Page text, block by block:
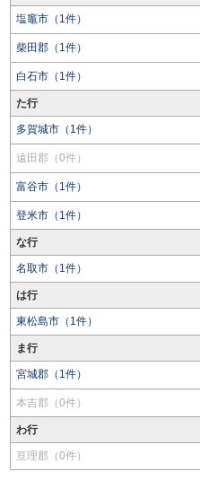
塩竈市（1件）
柴田郡（1件）
白石市（1件）
た行
多賀城市（1件）
遠田郡（0件）
富谷市（1件）
登米市（1件）
な行
名取市（1件）
は行
東松島市（1件）
ま行
宮城郡（1件）
本吉郡（0件）
わ行
亘理郡（0件）